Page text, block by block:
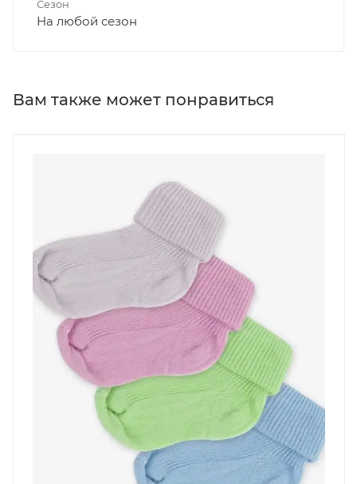
Сезон
На любой сезон
Вам также может понравиться